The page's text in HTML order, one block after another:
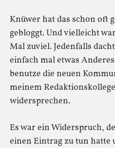
Knüwer hat das schon oft
gebloggt. Und vielleicht
Mal zuviel. Jedenfalls
einfach mal etwas
benutze die neuen
meinem
widersprechen.
Es war ein Widerspruch,
einen Eintrag zu tun